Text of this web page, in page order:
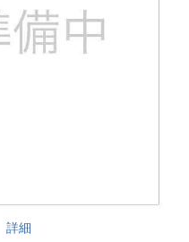
詳細